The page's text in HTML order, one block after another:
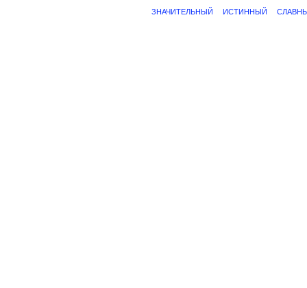
ЗНАЧИТЕЛЬНЫЙ ИСТИННЫЙ